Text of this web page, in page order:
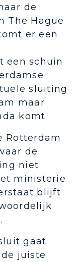
de
The Hague
er een
een schuin
sluiting
maar
komt.
Rotterdam
de
niet
ministerie
blijft
gaat
juiste